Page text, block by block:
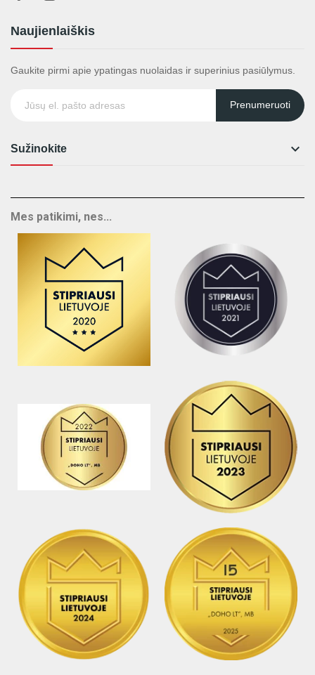
Naujienlaiškis
Gaukite pirmi apie ypatingas nuolaidas ir superinius pasiūlymus.
Prenumeruoti
Sužinokite 
Mes patikimi, nes...